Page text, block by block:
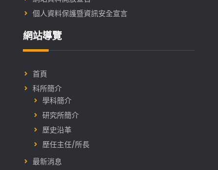
個人資料保護暨資訊安全宣言
網站導覽
首頁
科所簡介
學科簡介
研究所簡介
歷史沿革
歷任主任/所長
最新消息